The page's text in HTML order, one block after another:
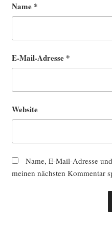
Name *
E-Mail-Adresse *
Website
Name, E-Mail-Adresse
meinen nächsten Kommentar